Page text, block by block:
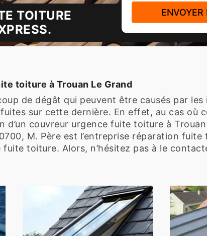
TOITURE
toiture à Trouan Le Grand
de dégât qui peuvent être causés par les
sur cette dernière. En effet, au cas où
couvreur urgence fuite toiture à
M. Père est l’entreprise réparation fuite
toiture. Alors, n’hésitez pas à le